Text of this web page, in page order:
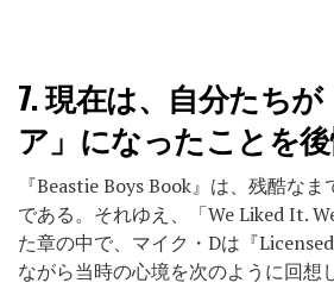
7.現在は、自分たちが
ア」になったことを
『Beastie Boys Book』は、残酷な
である。それゆえ、「We Liked It.
た章の中で、マイク・Dは『
ながら当時の心境を次のように回想